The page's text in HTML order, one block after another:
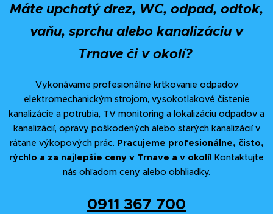
Máte upchatý drez, WC, odpad, odtok,
vaňu, sprchu alebo kanalizáciu v
Trnave či v okolí?
Vykonávame profesionálne krtkovanie odpadov
elektromechanickým strojom, vysokotlakové čistenie
kanalizácie a potrubia, TV monitoring a lokalizáciu odpadov a
kanalizácií, opravy poškodených alebo starých kanalizácií v
rátane výkopových prác. Pracujeme profesionálne, čisto,
rýchlo a za najlepšie ceny v Trnave a v okolí! Kontaktujte
nás ohľadom ceny alebo obhliadky.
0911 367 700